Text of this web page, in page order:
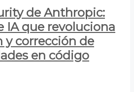
de Anthropic:
IA que revoluciona
y corrección de
en código